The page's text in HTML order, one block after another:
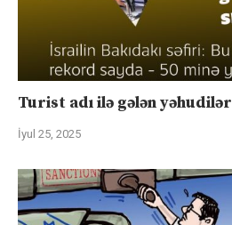
Turist adı ilə gələn yəhudilər
İyul 25, 2025